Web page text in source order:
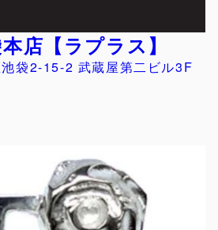
店【ラプラス】
袋2-15-2 武蔵屋第二ビル3F